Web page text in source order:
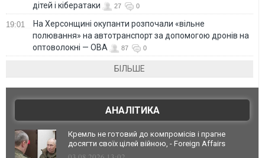
дітей і кібератаки
27 0
19:01
На Херсонщині окупанти розпочали «вільне
полювання» на автотранспорт за допомогою дронів на
оптоволокні — ОВА
87 0
БІЛЬШЕ
АНАЛІТИКА
Кремль не готовий до компромісів і прагне
досягти своїх цілей війною, - Foreign Affairs